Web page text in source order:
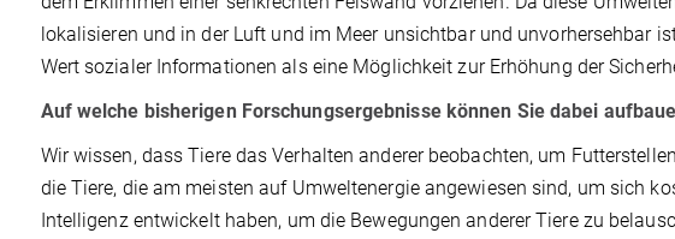
lokalisieren und in der Luft und im Meer unsichtbar und unvorhersehbar
Wert sozialer Informationen als eine Möglichkeit zur Erhöhung der
Auf welche bisherigen Forschungsergebnisse können Sie dabei
Wir wissen, dass Tiere das Verhalten anderer beobachten, um
die Tiere, die am meisten auf Umweltenergie angewiesen sind, um sich
Intelligenz entwickelt haben, um die Bewegungen anderer Tiere zu